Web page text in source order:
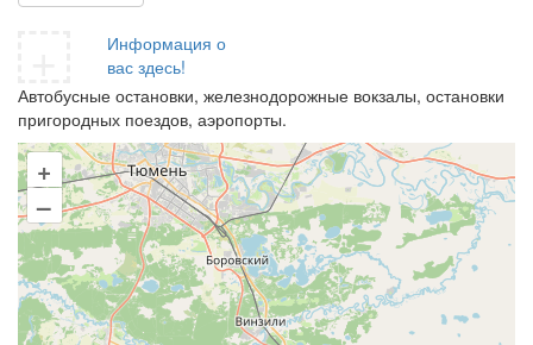
Информация о
вас здесь!
Автобусные остановки, железнодорожные вокзалы, остановки
пригородных поездов, аэропорты.
+
–